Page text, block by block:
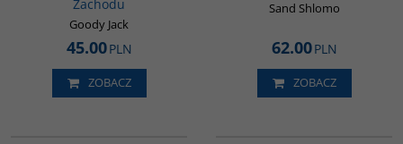
Zachodu
Goody Jack
45.00PLN
ZOBACZ
Sand Shlomo
62.00PLN
ZOBACZ